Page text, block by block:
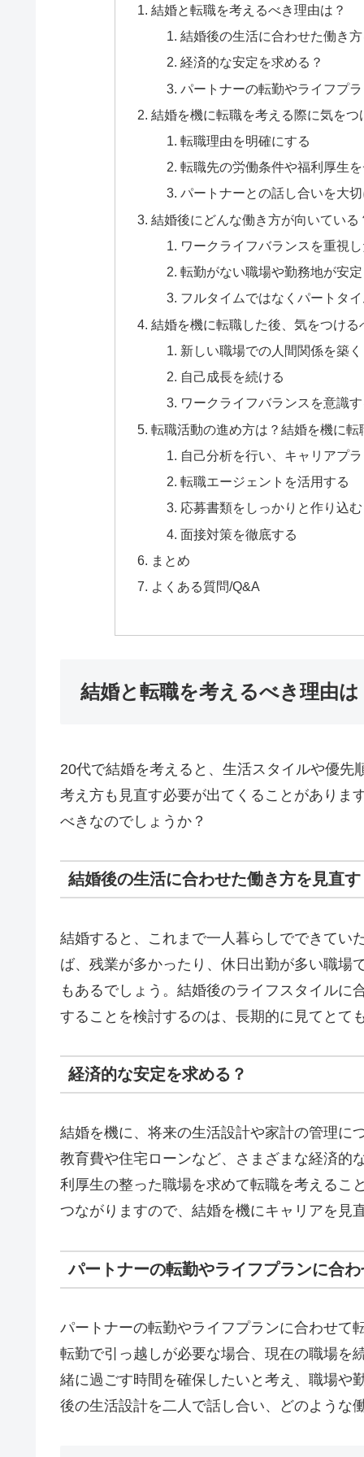
結婚と転職を考えるべき理由は？
結婚後の生活に合わせた働き
経済的な安定を求める？
パートナーの転勤やライフプ
結婚を機に転職を考える際に気を
転職理由を明確にする
転職先の労働条件や福利厚生
パートナーとの話し合いを大
結婚後にどんな働き方が向いてい
ワークライフバランスを重視
転勤がない職場や勤務地が安
フルタイムではなくパートタ
結婚を機に転職した後、気をつける
新しい職場での人間関係を築く
自己成長を続ける
ワークライフバランスを意識
転職活動の進め方は？結婚を機に
自己分析を行い、キャリアプ
転職エージェントを活用する
応募書類をしっかりと作り込む
面接対策を徹底する
まとめ
よくある質問/Q&A
結婚と転職を考えるべき理由は
20代で結婚を考えると、生活スタイルや優
考え方も見直す必要が出てくることがありま
べきなのでしょうか？
結婚後の生活に合わせた働き方を見直す
結婚すると、これまで一人暮らしでできてい
ば、残業が多かったり、休日出勤が多い職場
もあるでしょう。結婚後のライフスタイルに
することを検討するのは、長期的に見てとて
経済的な安定を求める？
結婚を機に、将来の生活設計や家計の管理に
教育費や住宅ローンなど、さまざまな経済的
利厚生の整った職場を求めて転職を考えるこ
つながりますので、結婚を機にキャリアを見
パートナーの転勤やライフプランに合
パートナーの転勤やライフプランに合わせて
転勤で引っ越しが必要な場合、現在の職場を
緒に過ごす時間を確保したいと考え、職場や
後の生活設計を二人で話し合い、どのような